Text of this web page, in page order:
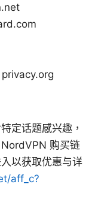
定话题感兴趣，
购买链
以获取优惠与详
aff_c?